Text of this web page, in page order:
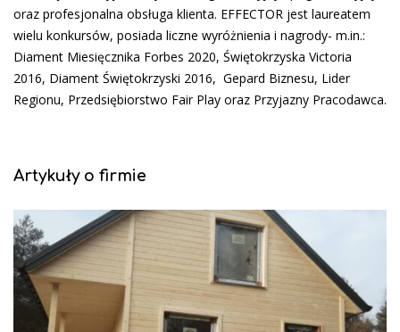
oraz profesjonalna obsługa klienta. EFFECTOR jest laureatem
wielu konkursów, posiada liczne wyróżnienia i nagrody- m.in.:
Diament Miesięcznika Forbes 2020, Świętokrzyska Victoria
2016, Diament Świętokrzyski 2016, Gepard Biznesu, Lider
Regionu, Przedsiębiorstwo Fair Play oraz Przyjazny Pracodawca.
Artykuły o firmie